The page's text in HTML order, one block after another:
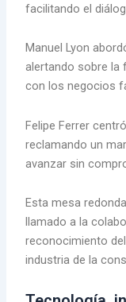
facilitando el
Manuel Lyon
alertando sobre la
con los negocios
Felipe Ferrer
reclamando un
avanzar sin
Esta mesa
llamado a la
reconocimiento
industria de la